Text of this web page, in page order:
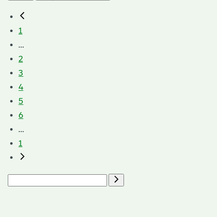
1
...
2
3
4
5
6
...
1